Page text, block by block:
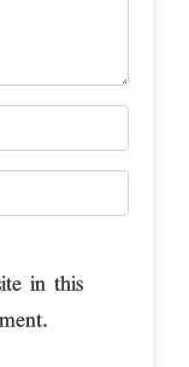
in this